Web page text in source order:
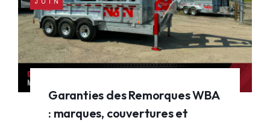
REMORQUES SUR MESURE
LOCATION
FENÊTRE ET DÔME
OPTION INTÉRIEUR
Garanties des Remorques WBA
: marques, couvertures et